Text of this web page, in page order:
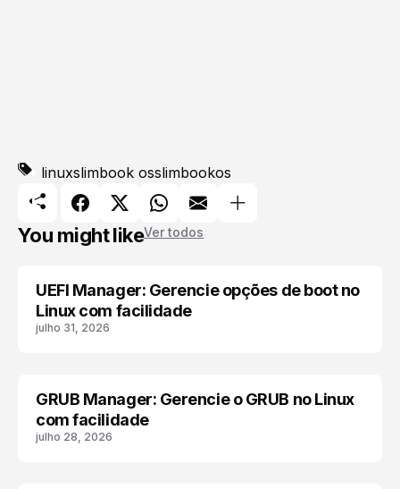
linuxslimbook osslimbookos
You might likeVer todos
APLICATIVOS LINUX
UEFI Manager: Gerencie opções de boot no
Linux com facilidade
julho 31, 2026
ATUALIZAR GRUB
GRUB Manager: Gerencie o GRUB no Linux
com facilidade
julho 28, 2026